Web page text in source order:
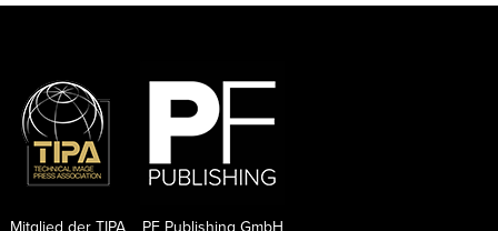
PF Publishing GmbH
Mitglied der TIPA